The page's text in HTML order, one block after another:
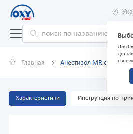
Для
свое
Главная Анестизол MR
Характеристики Инструкция по